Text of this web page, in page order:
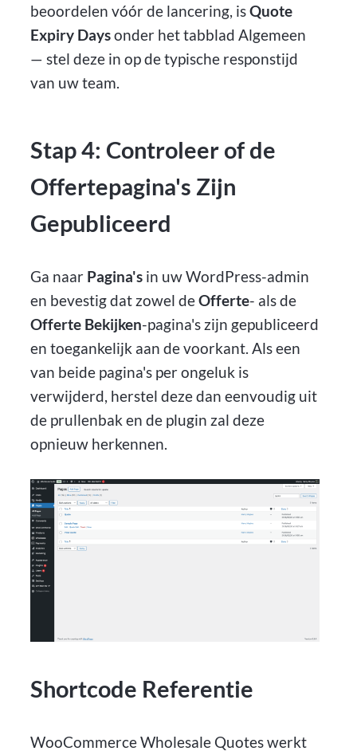
beoordelen vóór de lancering, isQuote
Expiry Daysonder het tabblad Algemeen
— stel deze in op de typische responstijd
van uw team.
Stap 4: Controleer of de
Offertepagina's Zijn
Gepubliceerd
Ga naar Pagina's in uw WordPress-admin
en bevestig dat zowel deOfferte- als de
Offerte Bekijken-pagina's zijn gepubliceerd
en toegankelijk aan de voorkant. Als een
van beide pagina's per ongeluk is
verwijderd, herstel deze dan eenvoudig uit
de prullenbak en de plugin zal deze
opnieuw herkennen.
Shortcode Referentie
WooCommerce Wholesale Quotes werkt